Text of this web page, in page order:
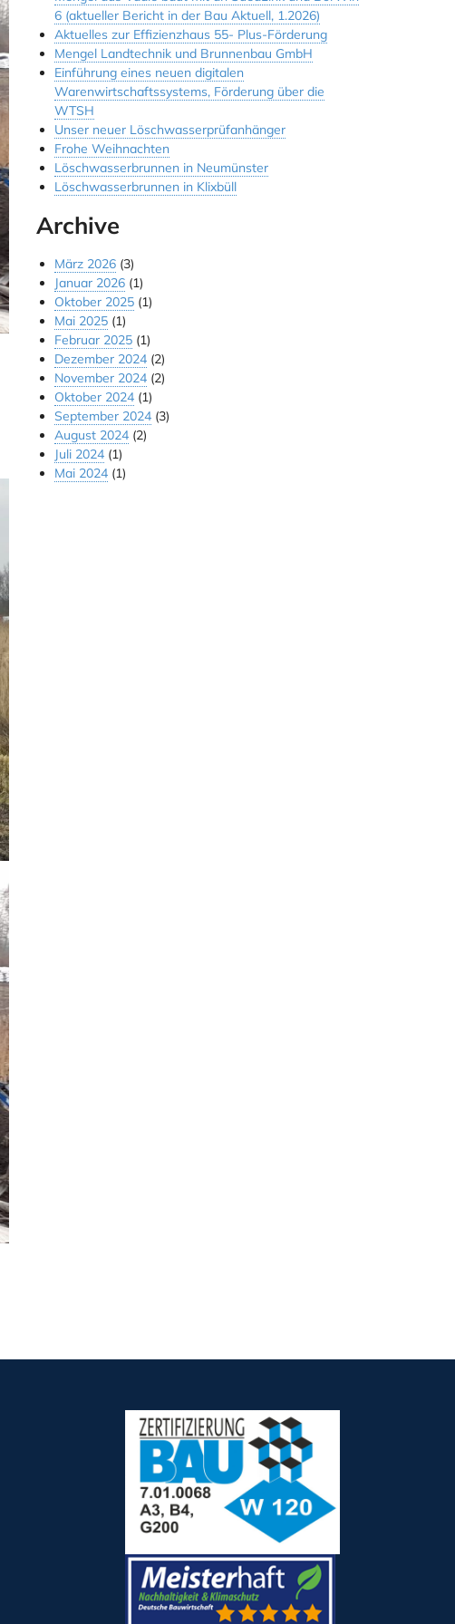
6 (aktueller Bericht in der Bau Aktuell, 1.2026)
Aktuelles zur Effizienzhaus 55- Plus-Förderung
Mengel Landtechnik und Brunnenbau GmbH
Einführung eines neuen digitalen
Warenwirtschaftssystems, Förderung über die
WTSH
Unser neuer Löschwasserprüfanhänger
Frohe Weihnachten
Löschwasserbrunnen in Neumünster
Löschwasserbrunnen in Klixbüll
Archive
März 2026 (3)
Januar 2026 (1)
Oktober 2025 (1)
Mai 2025 (1)
Februar 2025 (1)
Dezember 2024 (2)
November 2024 (2)
Oktober 2024 (1)
September 2024 (3)
August 2024 (2)
Juli 2024 (1)
Mai 2024 (1)